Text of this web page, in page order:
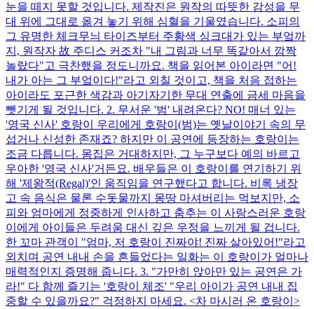
눈을 떼지 못할 것입니다. 제작진은 원작의 따뜻한 감성을 무
대 위에 그대로 옮겨 놓기 위해 심혈을 기울였습니다. 소피의
그 유명한 체크무늬 타이즈부터 주황색 싱크대가 있는 부엌까
지, 원작자 故 주디스 커조차 "내 그림과 너무 똑같아서 깜짝
놀랐다"고 극찬했을 정도니까요. 책을 읽어본 아이라면 "어!
내가 아는 그 부엌이다!"라고 외칠 것이고, 책을 처음 접하는
아이라도 포근한 색감과 아기자기한 무대 연출에 금세 마음을
뺏기게 될 것입니다. 2. 무서운 '범' 내려온다? NO! 매너 있는
'영국 신사' 호랑이 우리에게 호랑이(범)는 옛날이야기 속의 무
섭거나 신성한 존재죠? 하지만 이 공연에 등장하는 호랑이는
조금 다릅니다. 몸집은 거대하지만, 그 누구보다 예의 바르고
우아한 '영국 신사'거든요. 배우들은 이 호랑이를 연기하기 위
해 '제왕적(Regal)'인 움직임을 연구했다고 합니다. 비록 냉장
고 속 음식은 물론 수돗물까지 몽땅 마셔버리는 먹보지만, 소
피와 엄마에게 정중하게 인사하고 춤추는 이 사랑스러운 호랑
이에게 아이들은 두려움 대신 깊은 우정을 느끼게 될 겁니다.
한 꼬마 관객이 "엄마, 저 호랑이 진짜야! 진짜 살아있어!"라고
외치며 공연 내내 손을 흔들었다는 일화는 이 호랑이가 얼마나
매력적인지 증명해 줍니다. 3. "가만히 앉아만 있는 공연은 가
라!" 다 함께 즐기는 '호랑이 체조' "우리 아이가 공연 내내 집
중할 수 있을까요?" 걱정하지 마세요. <차 마시러 온 호랑이>